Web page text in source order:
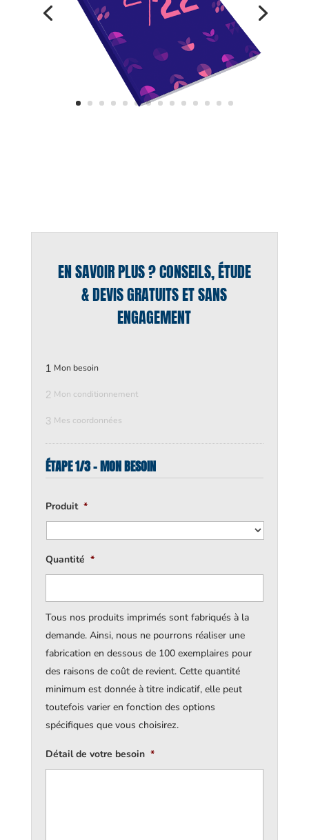
EN SAVOIR PLUS ? CONSEILS, ÉTUDE
& DEVIS GRATUITS ET SANS
ENGAGEMENT
1 Mon besoin
2 Mon conditionnement
3 Mes coordonnées
ÉTAPE 1/3 - MON BESOIN
Produit *
Quantité *
Tous nos produits imprimés sont fabriqués à la
demande. Ainsi, nous ne pourrons réaliser une
fabrication en dessous de 100 exemplaires pour
des raisons de coût de revient. Cette quantité
minimum est donnée à titre indicatif, elle peut
toutefois varier en fonction des options
spécifiques que vous choisirez.
Détail de votre besoin *